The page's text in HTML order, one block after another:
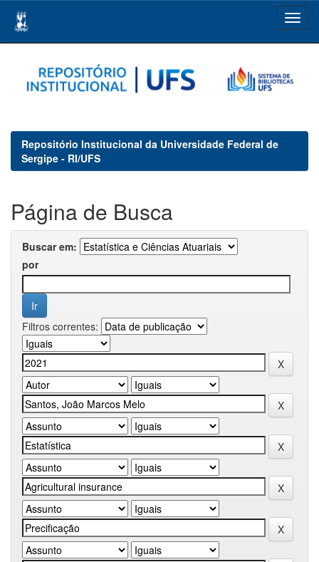
navigation
Repositório Institucional da Universidade Federal de
Sergipe - RI/UFS
Página de Busca
Buscar em:
por
Filtros correntes: